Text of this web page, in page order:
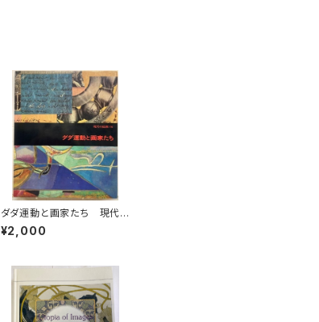
ダダ運動と画家たち 現代
の絵画16 1973年 平凡
社
¥2,000